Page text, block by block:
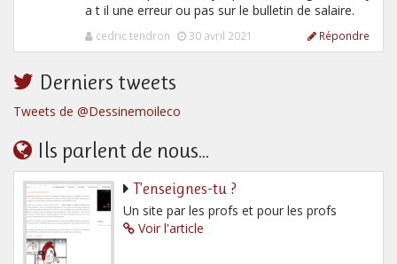
a t il une erreur ou pas sur le bulletin de salaire.
cedric tendron 30 avril 2021 Répondre
Derniers tweets
Tweets de @Dessinemoileco
Ils parlent de nous...
T’enseignes-tu ?
Un site par les profs et pour les profs
Voir l'article